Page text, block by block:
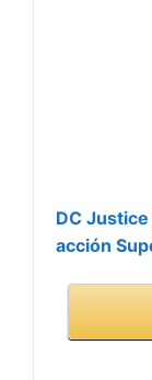
DC Justice
acción